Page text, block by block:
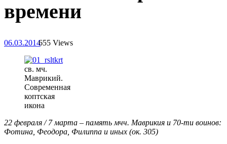
времени
06.03.2014655 Views
св. мч.
Маврикий.
Современная
коптская
икона
22 февраля / 7 марта – память мчч. Маврикия и 70-ти воинов:
Фотина, Феодора, Филиппа и иных (ок. 305)